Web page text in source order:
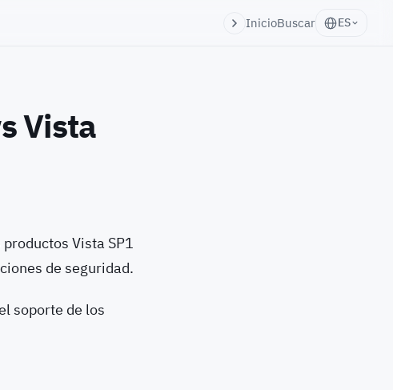
InicioBuscar ES
Vista
Vista SP1
de seguridad.
soporte de los